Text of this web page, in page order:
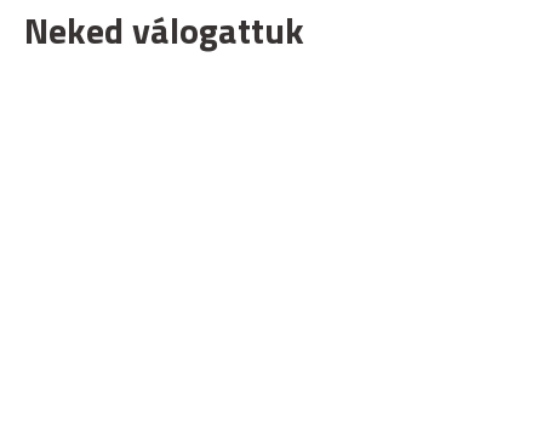
Neked válogattuk